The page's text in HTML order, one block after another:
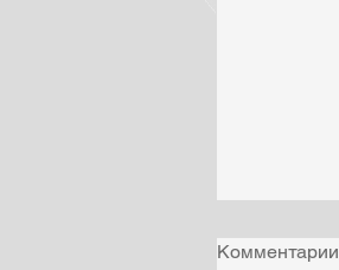
Комментарии